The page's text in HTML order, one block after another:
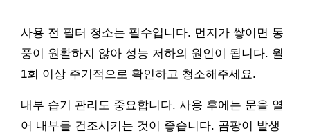
사용 전 필터 청소는 필수입니다. 먼지가 쌓이면 통
풍이 원활하지 않아 성능 저하의 원인이 됩니다. 월
1회 이상 주기적으로 확인하고 청소해주세요.
내부 습기 관리도 중요합니다. 사용 후에는 문을 열
어 내부를 건조시키는 것이 좋습니다. 곰팡이 발생